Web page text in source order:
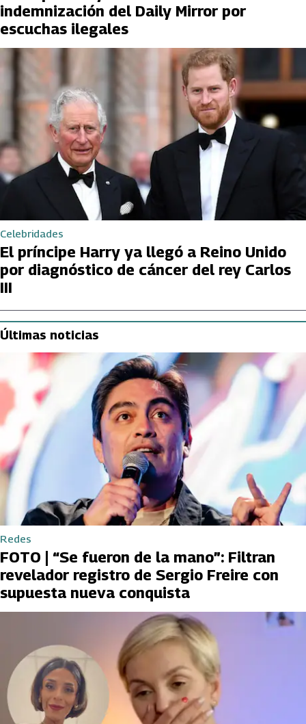
indemnización del Daily Mirror por
escuchas ilegales
Celebridades
El príncipe Harry ya llegó a Reino Unido
por diagnóstico de cáncer del rey Carlos
III
Últimas noticias
Redes
FOTO | “Se fueron de la mano”: Filtran
revelador registro de Sergio Freire con
supuesta nueva conquista